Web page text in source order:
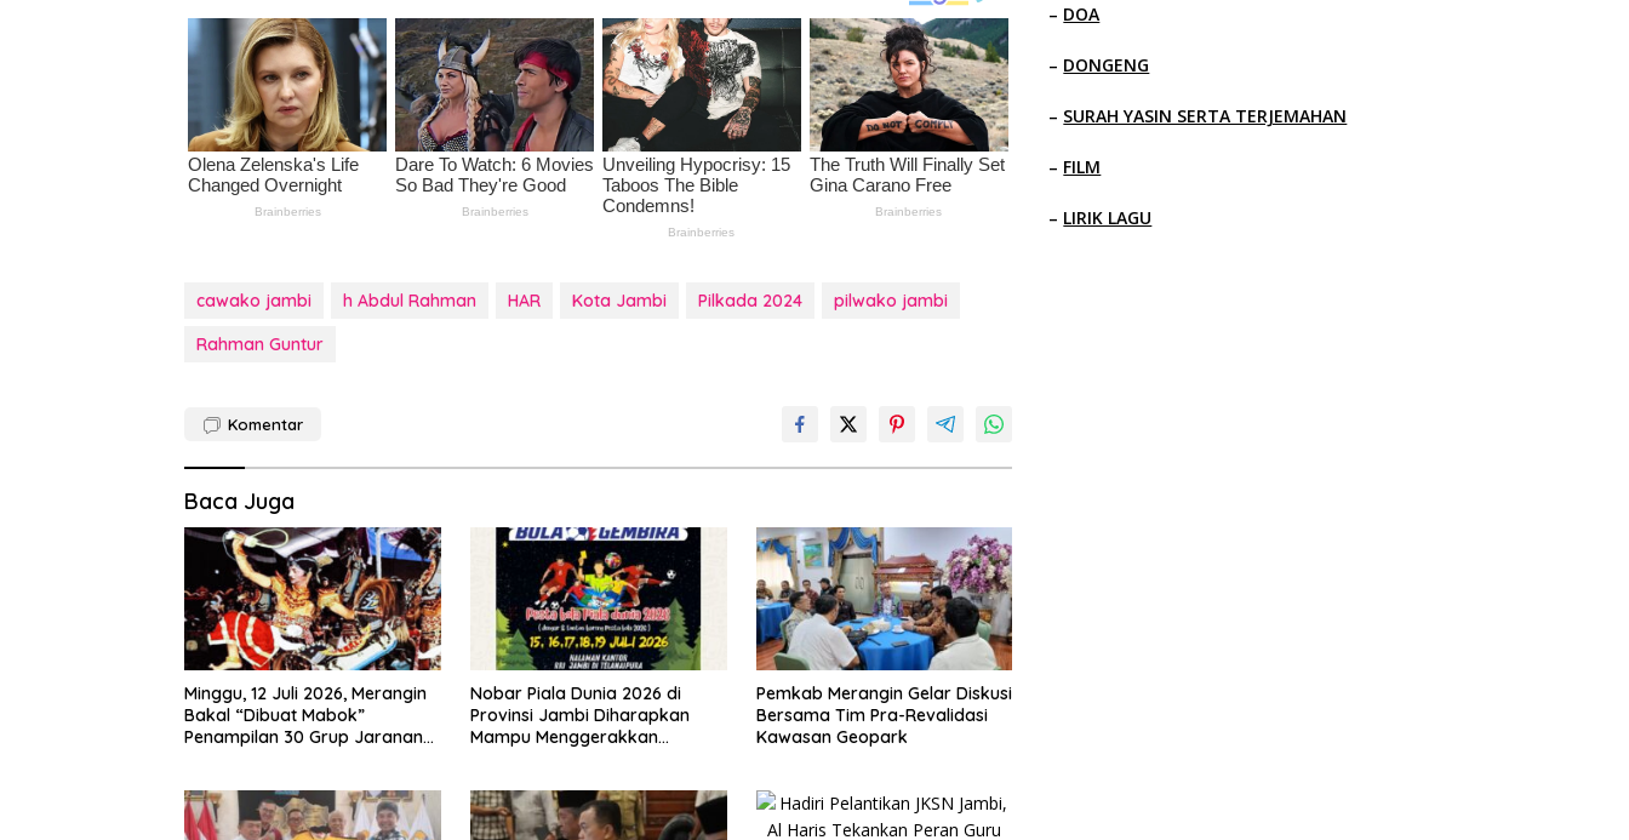
cawako jambi h Abdul Rahman HAR Kota Jambi Pilkada 2024
pilwako jambi
Rahman Guntur
Komentar
Baca Juga
Minggu, 12 Juli 2026, Merangin
Bakal “Dibuat Mabok”
Penampilan 30 Grup Jaranan
Nobar Piala Dunia 2026 di
Provinsi Jambi Diharapkan
Mampu Menggerakkan
Pemkab Merangin Gelar Diskusi
Bersama Tim Pra-Revalidasi
Kawasan Geopark
– DOA
– DONGENG
– SURAH YASIN SERTA TERJEMAHAN
– FILM
– LIRIK LAGU